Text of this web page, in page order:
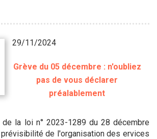
29/11/2024
Grève du 05 décembre : n'oubliez
pas de vous déclarer
préalablement
de la loi n° 2023-1289 du 28 décembre
de l'organisation des ervices